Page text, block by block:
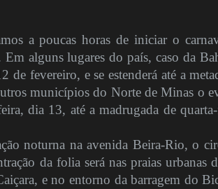
a poucas horas de iniciar o
alguns lugares do país, caso da
fevereiro, e se estenderá até a
municípios do Norte de Minas o
dia 13, até a madrugada de
noturna na avenida Beira-Rio, o
da folia será nas praias urbanas
e no entorno da barragem do